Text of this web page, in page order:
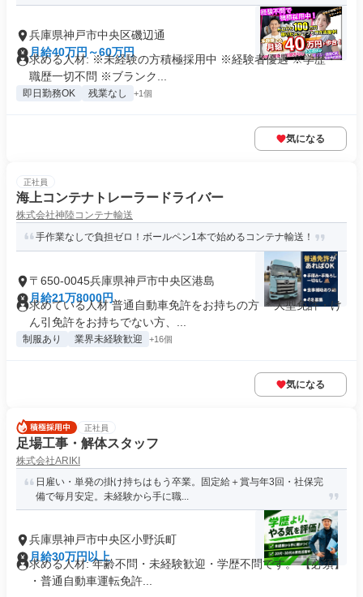
兵庫県神戸市中央区磯辺通
月給40万円～60万円
求める人材: ※未経験の方積極採用中 ※経験者優遇 ※学歴・
職歴一切不問 ※ブランク...
即日勤務OK 残業なし +1個
気になる
正社員
海上コンテナトレーラードライバー
株式会社神陸コンテナ輸送
手作業なしで負担ゼロ！ボールペン1本で始めるコンテナ輸送！
〒650-0045兵庫県神戸市中央区港島
月給21万8000円
求めている人材 普通自動車免許をお持ちの方 ＊大型免許・け
ん引免許をお持ちでない方、...
制服あり 業界未経験歓迎 +16個
気になる
正社員
足場工事・解体スタッフ
株式会社ARIKI
日雇い・単発の掛け持ちはもう卒業。固定給＋賞与年3回・社保完
備で毎月安定。未経験から手に職...
兵庫県神戸市中央区小野浜町
月給30万円以上
求める人材: 年齢不問・未経験歓迎・学歴不問です。 【必須】
・普通自動車運転免許...